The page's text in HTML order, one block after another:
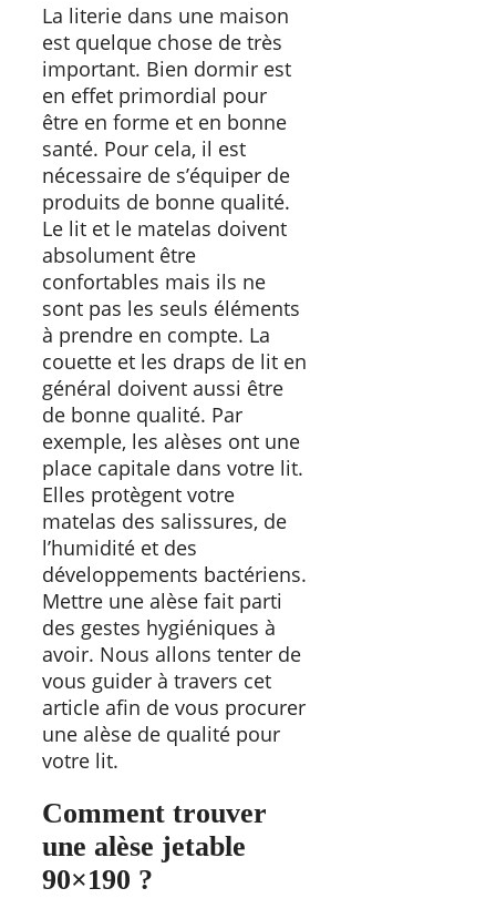
La literie dans une maison
est quelque chose de très
important. Bien dormir est
en effet primordial pour
être en forme et en bonne
santé. Pour cela, il est
nécessaire de s’équiper de
produits de bonne qualité.
Le lit et le matelas doivent
absolument être
confortables mais ils ne
sont pas les seuls éléments
à prendre en compte. La
couette et les draps de lit en
général doivent aussi être
de bonne qualité. Par
exemple, les alèses ont une
place capitale dans votre lit.
Elles protègent votre
matelas des salissures, de
l’humidité et des
développements bactériens.
Mettre une alèse fait parti
des gestes hygiéniques à
avoir. Nous allons tenter de
vous guider à travers cet
article afin de vous procurer
une alèse de qualité pour
votre lit.
Comment trouver
une alèse jetable
90×190 ?